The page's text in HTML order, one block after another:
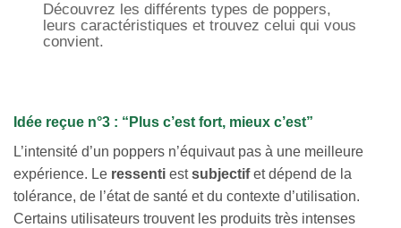
Découvrez les différents types de poppers,
leurs caractéristiques et trouvez celui qui vous
convient.
Idée reçue n°3 : “Plus c’est fort, mieux c’est”
L’intensité d’un poppers n’équivaut pas à une meilleure
expérience. Le ressenti estsubjectifet dépend de la
tolérance, de l’état de santé et du contexte d’utilisation.
Certains utilisateurs trouvent les produits très intenses